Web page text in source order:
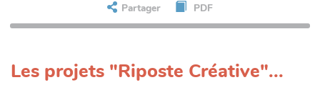
Partager
PDF